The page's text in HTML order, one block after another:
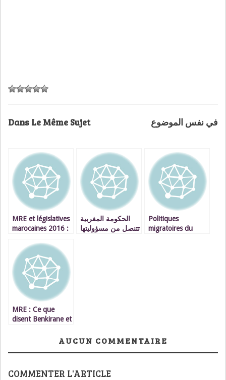
Dans Le Même Sujet في نفس الموضوع
MRE et législatives
marocaines 2016 :
الحكومة المغربية
تتنصل من مسؤوليتها
Politiques
migratoires du
MRE : Ce que
disent Benkirane et
que dit la réalitéAUCUN COMMENTAIRE
COMMENTER L'ARTICLE